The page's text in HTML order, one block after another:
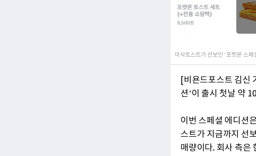
이삭토스트가 선보인 ‘포켓몬 스페
[비욘드포스트 김신
션’이 출시 첫날 약
이번 스페셜 에디션
스트가 지금까지 선
매량이다. 회사 측은